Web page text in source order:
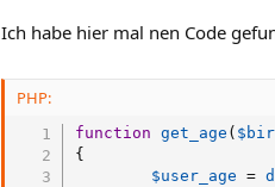
Ich habe hier mal nen Code
PHP:
function get_age (
{
$user_age
=